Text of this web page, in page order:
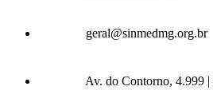
geral@sinmedmg.org.br
Av. do Contorno, 4.999